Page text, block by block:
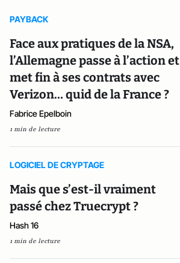
PAYBACK
Face aux pratiques de la NSA,
l’Allemagne passe à l’action et
met fin à ses contrats avec
Verizon… quid de la France ?
Fabrice Epelboin
1 min de lecture
LOGICIEL DE CRYPTAGE
Mais que s’est-il vraiment
passé chez Truecrypt ?
Hash 16
1 min de lecture